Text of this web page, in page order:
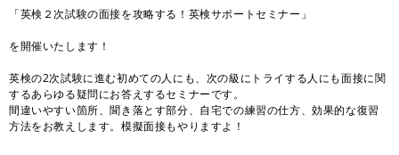
「英検２次試験の面接を攻略する！英検サポートセミナー」
を開催いたします！
英検の2次試験に進む初めての人にも、次の級にトライする人にも面接に関
するあらゆる疑問にお答えするセミナーです。
間違いやすい箇所、聞き落とす部分、自宅での練習の仕方、効果的な復習
方法をお教えします。模擬面接もやりますよ！